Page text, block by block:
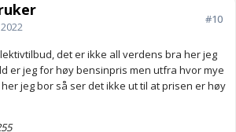
#10
det er ikke all verdens bra her jeg
er jeg for høy bensinpris men utfra hvor mye
jeg bor så ser det ikke ut til at prisen er høy